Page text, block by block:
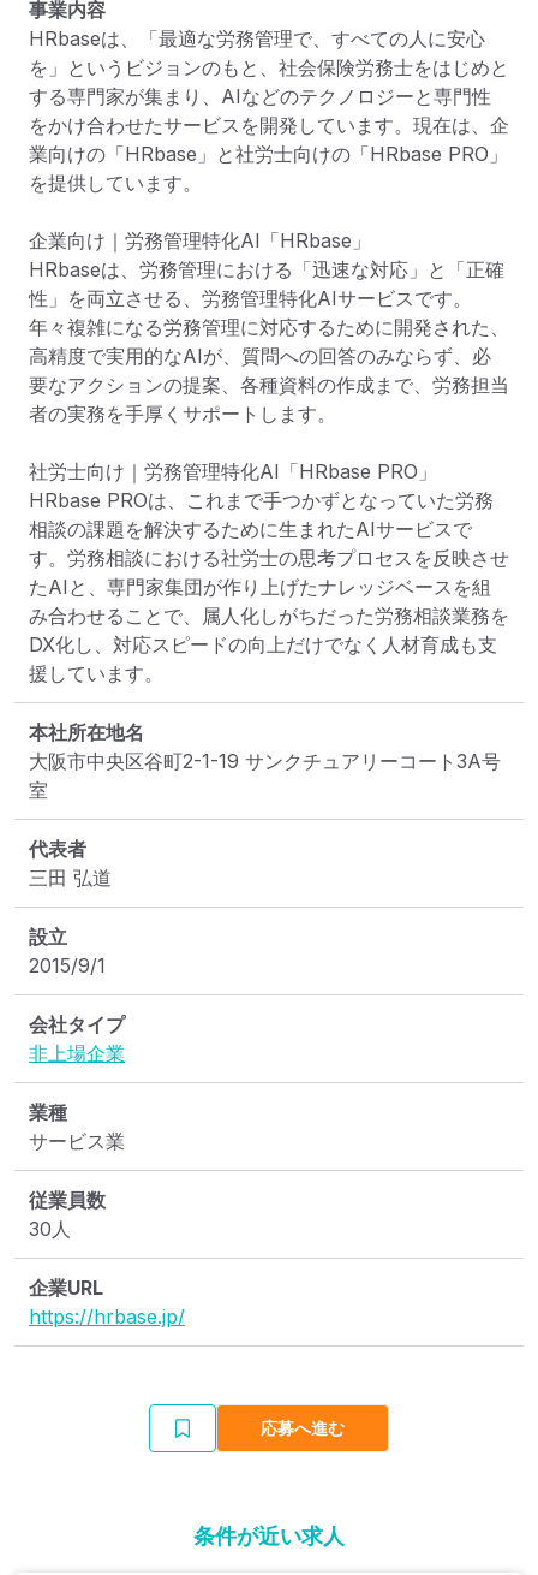
事業内容
HRbaseは、「最適な労務管理で、すべての人に安心
を」というビジョンのもと、社会保険労務士をはじめと
する専門家が集まり、AIなどのテクノロジーと専門性
をかけ合わせたサービスを開発しています。現在は、企
業向けの「HRbase」と社労士向けの「HRbase PRO」
を提供しています。
企業向け｜労務管理特化AI「HRbase」
HRbaseは、労務管理における「迅速な対応」と「正確
性」を両立させる、労務管理特化AIサービスです。
年々複雑になる労務管理に対応するために開発された、
高精度で実用的なAIが、質問への回答のみならず、必
要なアクションの提案、各種資料の作成まで、労務担当
者の実務を手厚くサポートします。
社労士向け｜労務管理特化AI「HRbase PRO」
HRbase PROは、これまで手つかずとなっていた労務
相談の課題を解決するために生まれたAIサービスで
す。労務相談における社労士の思考プロセスを反映させ
たAIと、専門家集団が作り上げたナレッジベースを組
み合わせることで、属人化しがちだった労務相談業務を
DX化し、対応スピードの向上だけでなく人材育成も支
援しています。
本社所在地名
大阪市中央区谷町2-1-19 サンクチュアリーコート3A号
室
代表者
三田 弘道
設立
2015/9/1
会社タイプ
非上場企業
業種
サービス業
従業員数
30人
企業URL
https://hrbase.jp/
応募へ進む
条件が近い求人